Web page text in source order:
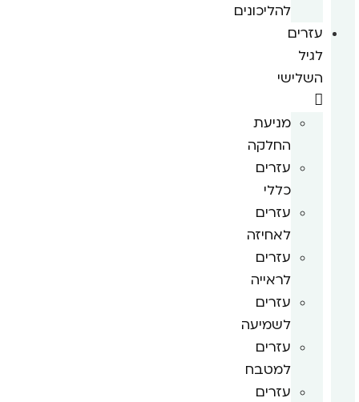
להליכונים
עזרים
לגיל
השלישי
מניעת
החלקה
עזרים
כללי
עזרים
לאחיזה
עזרים
לראייה
עזרים
לשמיעה
עזרים
למטבח
עזרים